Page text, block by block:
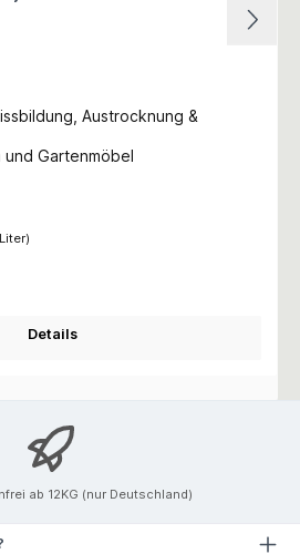
Austrocknung &
Gartenmöbel
Details
ab 12KG (nur Deutschland)